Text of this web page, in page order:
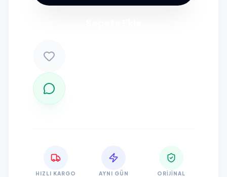
HIZLI KARGO
AYNI GÜN
ORIJINAL